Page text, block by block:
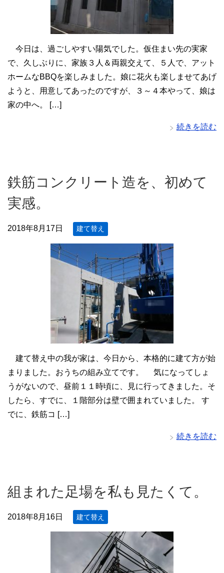
今日は、過ごしやすい陽気でした。仮住まい先の実家
で、久しぶりに、家族３人＆両親交えて、５人で、アット
ホームなBBQを楽しみました。娘に花火も楽しませてあげ
ようと、用意してあったのですが、３～４本やって、娘は
家の中へ。 […]
続きを読む
鉄筋コンクリート造を、初めて
実感。
2018年8月17日 建て替え
建て替え中の我が家は、今日から、本格的に建て方が始
まりました。おうちの組み立てです。 気になってしょ
うがないので、昼前１１時頃に、見に行ってきました。そ
したら、すでに、１階部分は壁で囲まれていました。 す
でに、鉄筋コ […]
続きを読む
組まれた足場を私も見たくて。
2018年8月16日 建て替え